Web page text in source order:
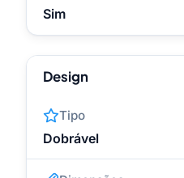
Sim
Design
Tipo
Dobrável